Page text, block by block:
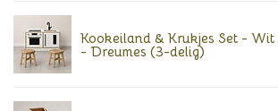
Kookeiland & Krukjes Set - Wit
- Dreumes (3-delig)